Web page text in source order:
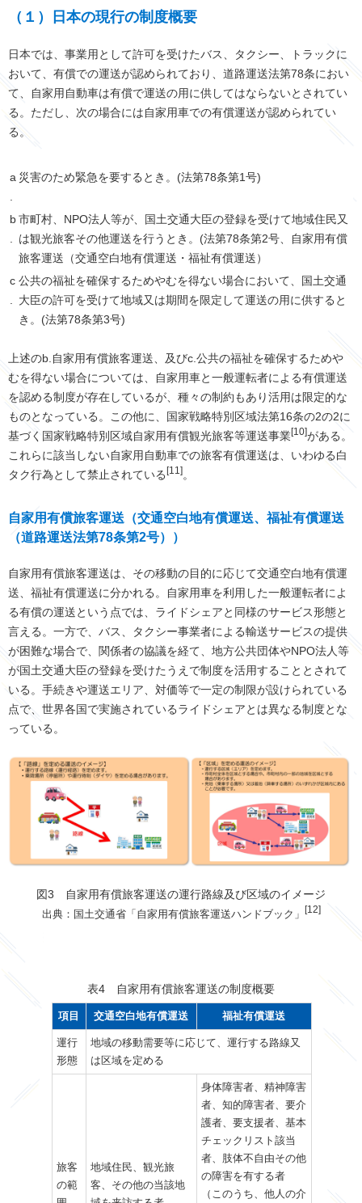
（１）日本の現行の制度概要
日本では、事業用として許可を受けたバス、タクシー、トラックに
おいて、有償での運送が認められており、道路運送法第78条におい
て、自家用自動車は有償で運送の用に供してはならないとされてい
る。ただし、次の場合には自家用車での有償運送が認められてい
る。
a
.
災害のため緊急を要するとき。(法第78条第1号)
b
.
市町村、NPO法人等が、国土交通大臣の登録を受けて地域住民又
は観光旅客その他運送を行うとき。(法第78条第2号、自家用有償
旅客運送（交通空白地有償運送・福祉有償運送）
c
.
公共の福祉を確保するためやむを得ない場合において、国土交通
大臣の許可を受けて地域又は期間を限定して運送の用に供すると
き。(法第78条第3号)
上述のb.自家用有償旅客運送、及びc.公共の福祉を確保するためや
むを得ない場合については、自家用車と一般運転者による有償運送
を認める制度が存在しているが、種々の制約もあり活用は限定的な
ものとなっている。この他に、国家戦略特別区域法第16条の2の2に
基づく国家戦略特別区域自家用有償観光旅客等運送事業[10]がある。
これらに該当しない自家用自動車での旅客有償運送は、いわゆる白
タク行為として禁止されている [11]。
自家用有償旅客運送（交通空白地有償運送、福祉有償運送
（道路運送法第78条第2号））
自家用有償旅客運送は、その移動の目的に応じて交通空白地有償運
送、福祉有償運送に分かれる。自家用車を利用した一般運転者によ
る有償の運送という点では、ライドシェアと同様のサービス形態と
言える。一方で、バス、タクシー事業者による輸送サービスの提供
が困難な場合で、関係者の協議を経て、地方公共団体やNPO法人等
が国土交通大臣の登録を受けたうえで制度を活用することとされて
いる。手続きや運送エリア、対価等で一定の制限が設けられている
点で、世界各国で実施されているライドシェアとは異なる制度とな
っている。
図3 自家用有償旅客運送の運行路線及び区域のイメージ
出典：国土交通省「自家用有償旅客運送ハンドブック」 [12]
表4 自家用有償旅客運送の制度概要
項目 交通空白地有償運送 福祉有償運送
運行
形態
地域の移動需要等に応じて、運行する路線又
は区域を定める
旅客
の範
地域住民、観光旅
客、その他の当該地
身体障害者、精神障害
者、知的障害者、要介
護者、要支援者、基本
チェックリスト該当
者、肢体不自由その他
の障害を有する者
（このうち、他人の介